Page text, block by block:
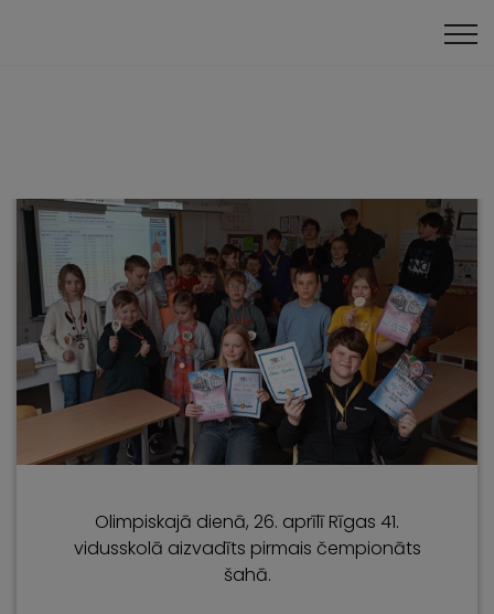
Olimpiskajā dienā, 26. aprīlī Rīgas 41.
vidusskolā aizvadīts pirmais čempionāts
šahā.